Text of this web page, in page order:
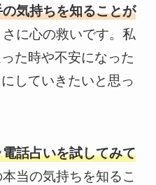
気持ちを知ることが
に心の救いです。私
た時や不安になった
していきたいと思っ
話占いを試してみて
当の気持ちを知るこ